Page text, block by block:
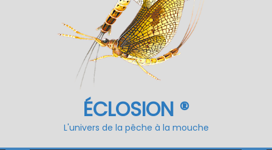
ÉCLOSION ®
L'univers de la pêche à la mouche